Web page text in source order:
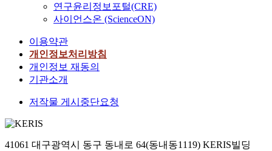
연구윤리정보포털(CRE)
사이언스온 (ScienceON)
이용약관
개인정보처리방침
개인정보 재동의
기관소개
저작물 게시중단요청
41061 대구광역시 동구 동내로 64(동내동1119) KERIS빌딩